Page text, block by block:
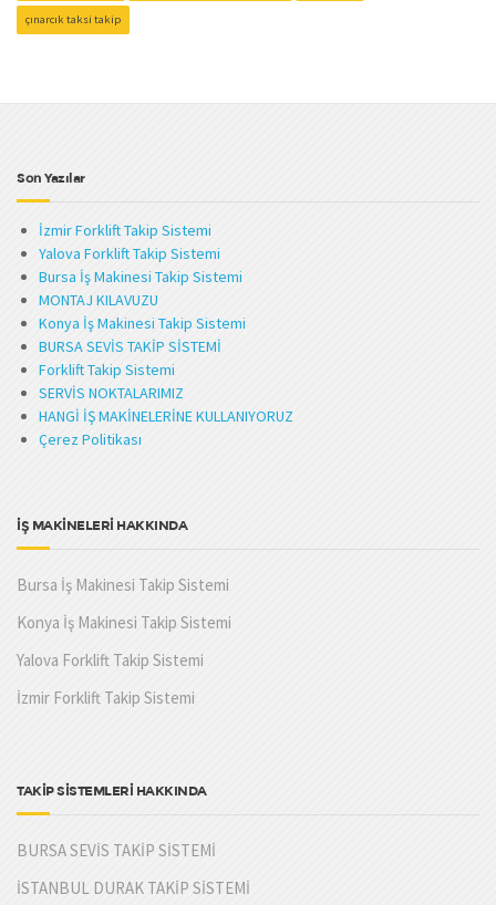
çınarcık taksi takip
Son Yazılar
İzmir Forklift Takip Sistemi
Yalova Forklift Takip Sistemi
Bursa İş Makinesi Takip Sistemi
MONTAJ KILAVUZU
Konya İş Makinesi Takip Sistemi
BURSA SEVİS TAKİP SİSTEMİ
Forklift Takip Sistemi
SERVİS NOKTALARIMIZ
HANGİ İŞ MAKİNELERİNE KULLANIYORUZ
Çerez Politikası
İŞ MAKİNELERİ HAKKINDA
Bursa İş Makinesi Takip Sistemi
Konya İş Makinesi Takip Sistemi
Yalova Forklift Takip Sistemi
İzmir Forklift Takip Sistemi
TAKİP SİSTEMLERİ HAKKINDA
BURSA SEVİS TAKİP SİSTEMİ
İSTANBUL DURAK TAKİP SİSTEMİ